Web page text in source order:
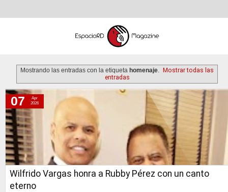
Mostrando las entradas con la etiqueta homenaje.
Mostrar todas las
entradas
martes, 7 de abril de 2026
Wilfrido Vargas honra a Rubby Pérez con un canto
eterno
07
Apr
2026
jueves, 5 de marzo de 2026
lunes, 12 de enero de 2026
domingo, 14 de diciembre de 2025
miércoles, 16 de julio de 2025
miércoles, 23 de abril de 2025
domingo, 10 de noviembre de 2024